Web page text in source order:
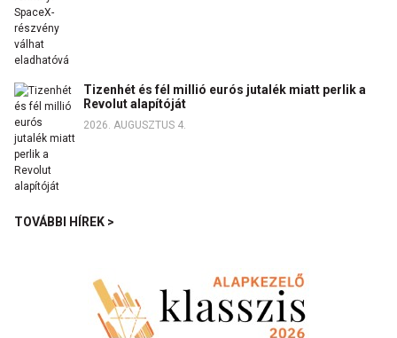
Tizenhét és fél millió eurós jutalék miatt perlik a
Revolut alapítóját
2026. AUGUSZTUS 4.
TOVÁBBI HÍREK >